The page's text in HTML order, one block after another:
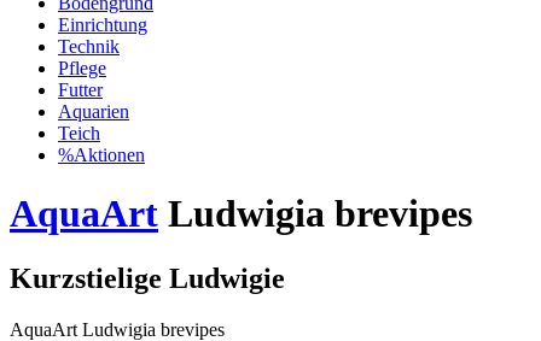
Einrichtung
Technik
Pflege
Futter
Aquarien
Teich
%Aktionen
AquaArt Ludwigia brevipes
Kurzstielige Ludwigie
AquaArt Ludwigia brevipes